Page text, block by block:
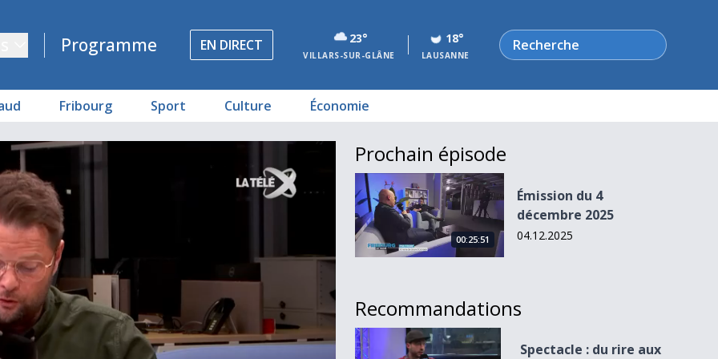
Programme EN DIRECT 23°
VILLARS-SUR-GLÂNE
18°
LAUSANNE
Rechercher
Fribourg Sport Culture Économie
Prochain épisode
Émission du 4 décembre 2025
00:25:51
Émission du 4
décembre 2025
04.12.2025
Recommandations
Spectacle : du rire aux larmes.
Spectacle : du rire aux